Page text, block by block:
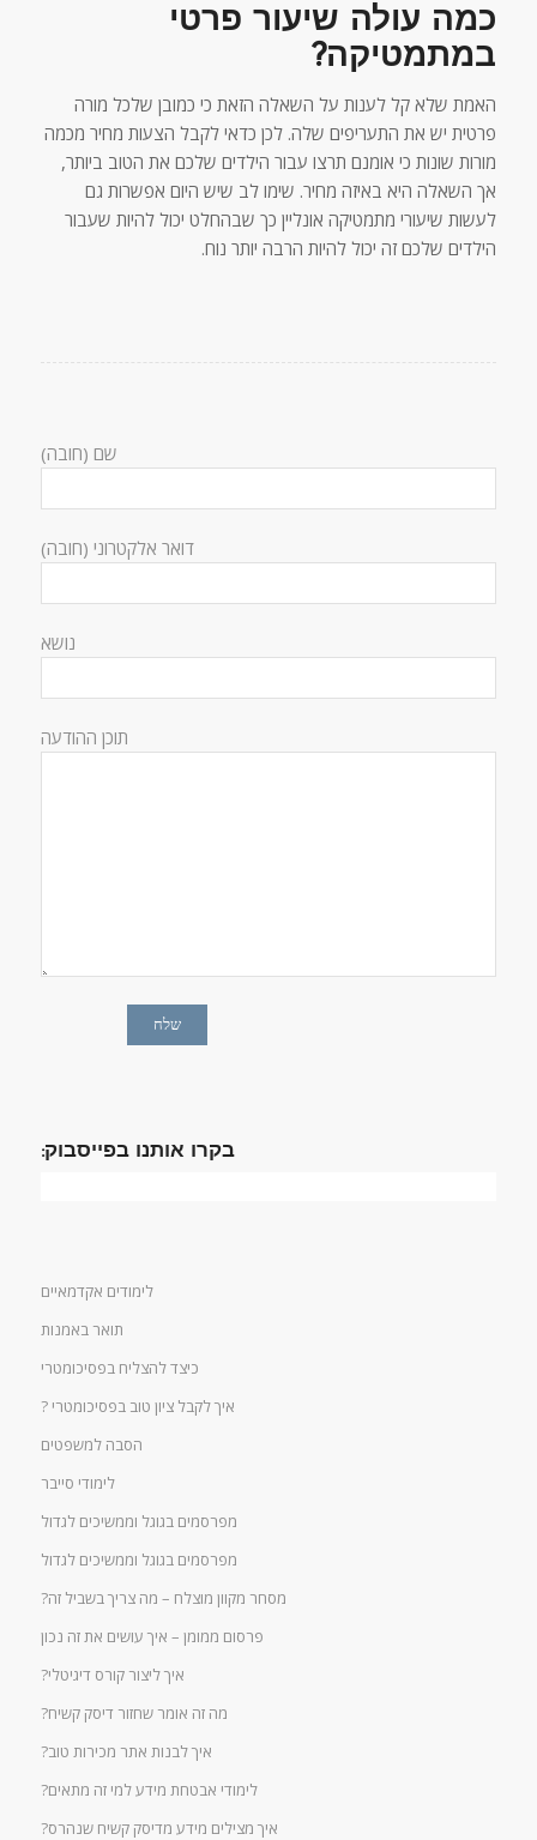
כמה עולה שיעור פרטי
במתמטיקה?
האמת שלא קל לענות על השאלה הזאת כי כמובן שלכל מורה
פרטית יש את התעריפים שלה. לכן כדאי לקבל הצעות מחיר מכמה
מורות שונות כי אומנם תרצו עבור הילדים שלכם את הטוב ביותר,
אך השאלה היא באיזה מחיר. שימו לב שיש היום אפשרות גם
לעשות שיעורי מתמטיקה אונליין כך שבהחלט יכול להיות שעבור
הילדים שלכם זה יכול להיות הרבה יותר נוח.
שם (חובה)
דואר אלקטרוני (חובה)
נושא
תוכן ההודעה
בקרו אותנו בפייסבוק:
לימודים אקדמאיים
תואר באמנות
כיצד להצליח בפסיכומטרי
איך לקבל ציון טוב בפסיכומטרי ?
הסבה למשפטים
לימודי סייבר
מפרסמים בגוגל וממשיכים לגדול
מפרסמים בגוגל וממשיכים לגדול
מסחר מקוון מוצלח – מה צריך בשביל זה?
פרסום ממומן – איך עושים את זה נכון
איך ליצור קורס דיגיטלי?
מה זה אומר שחזור דיסק קשיח?
איך לבנות אתר מכירות טוב?
לימודי אבטחת מידע למי זה מתאים?
איך מצילים מידע מדיסק קשיח שנהרס?